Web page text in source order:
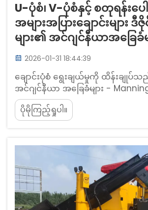
U-ပုံစံ၊ V-ပုံစံနှင့် စတုရန်းပေ
အများအပြားချောင်းများ
များ၏ အင်ဂျင်နီယာအခြေခံမ
2026-01-31 18:44:39
ချောင်းပုံစံ ရွေးချယ်မှုကို ထိန်းချု
အင်ဂျင်နီယာ အခြေခံများ -
တွင် ရေစီးဆင်းမှု အကွင်းအဝိုင်း
Radius)၊ ရေနှင့် ထိတွေ့နေသည့် အန
Perimeter) နှင့် စီးဆင်းမှု ထိရောက်
မည်သို့ ဖန်တီးသည် ဆိုသည်မှာ ရေစီး
ရောက်ဆုံးဖြစ်မှုကို အများကြီး သက်ရ
ပါသည်။...
ပိုမိုကြည့်ရှုပါ။